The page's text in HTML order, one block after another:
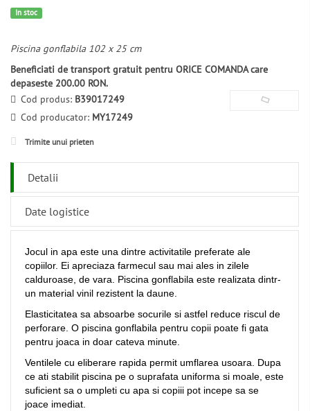
In stoc
Piscina gonflabila 102 x 25 cm
Beneficiati de transport gratuit pentru ORICE COMANDA care
depaseste 200.00 RON.
Cod produs: B39017249
Cod producator: MY17249
Trimite unui prieten
Detalii
Date logistice
Jocul in apa este una dintre activitatile preferate ale
copiilor. Ei apreciaza farmecul sau mai ales in zilele
calduroase, de vara. Piscina gonflabila este realizata dintr-
un material vinil rezistent la daune.
Elasticitatea sa absoarbe socurile si astfel reduce riscul de
perforare. O piscina gonflabila pentru copii poate fi gata
pentru joaca in doar cateva minute.
Ventilele cu eliberare rapida permit umflarea usoara. Dupa
ce ati stabilit piscina pe o suprafata uniforma si moale, este
suficient sa o umpleti cu apa si copiii pot incepe sa se
joace imediat.